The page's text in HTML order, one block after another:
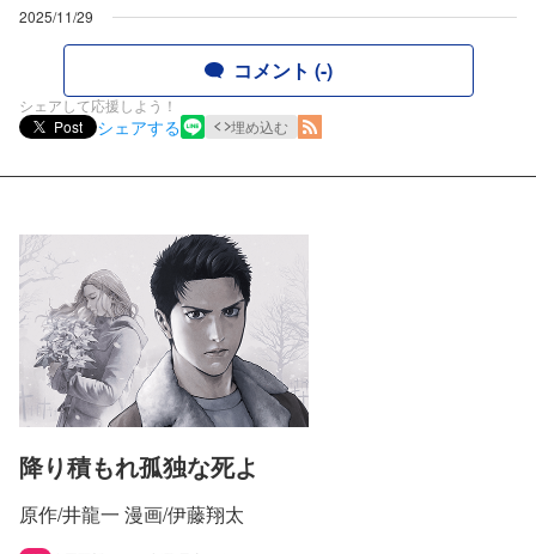
2025/11/29
コメント (-)
シェアして応援しよう！
Post
シェアする 埋め込む
降り積もれ孤独な死よ
原作/井龍一 漫画/伊藤翔太